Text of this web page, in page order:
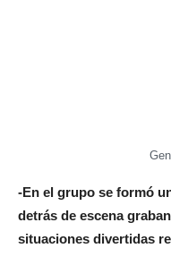
-En el grupo se formó
detrás de escena
situaciones divertidas